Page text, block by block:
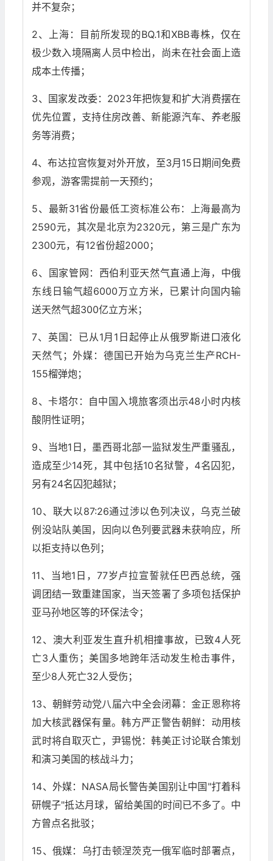
并不复杂；
2、上海：目前所发现的BQ.1和XBB毒株，仅在
极少数入境隔离人员中检出，尚未在社会面上造
成本土传播；
3、国家发改委：2023年把恢复和扩大消费摆在
优先位置，支持住房改善、新能源汽车、养老服
务等消费；
4、布达拉宫恢复对外开放，至3月15日期间免费
参观，游客需提前一天预约；
5、最新31省份最低工资标准公布：上海最高为
2590元，其次是北京为2320元，第三是广东为
2300元，有12省份超2000；
6、国家管网：西伯利亚天然气直通上海，中俄
东线日输气超6000万立方米，已累计向国内输
送天然气超300亿立方米；
7、英国：已从1月1日起停止从俄罗斯进口液化
天然气；外媒：德国已开始为乌克兰生产RCH-
155榴弹炮；
8、卡塔尔：自中国入境旅客须出示48小时内核
酸阴性证明；
9、当地1日，墨西哥北部一监狱发生严重骚乱，
造成至少14死，其中包括10名狱警，4名囚犯，
另有24名囚犯越狱；
10、联大以87:26通过涉以色列决议，乌克兰破
例没站队美国，因向以色列要武器未获响应，所
以拒支持以色列；
11、当地1日，77岁卢拉宣誓就任巴西总统，强
调团结一致重建国家，当天签署了多项包括保护
亚马孙地区等的环保法令；
12、澳大利亚发生直升机相撞事故，已致4人死
亡3人重伤；美国多地跨年活动发生枪击事件，
至少8人死亡32人受伤；
13、朝鲜劳动党八届六中全会闭幕：金正恩称将
加大核武器保有量。韩方严正警告朝鲜：动用核
武时将自取灭亡，尹锡悦：韩美正讨论联合策划
和演习美国的核战斗力；
14、外媒：NASA局长警告美国别让中国"打着科
研幌子"抵达月球，留给美国的时间已不多了。中
方曾点名批驳；
15、俄媒：乌打击顿涅茨克一俄军临时部署点，